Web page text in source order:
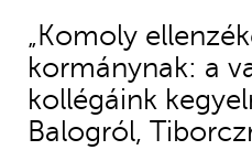
„Komoly
kormánynak: a
kollégáink
Balogról,